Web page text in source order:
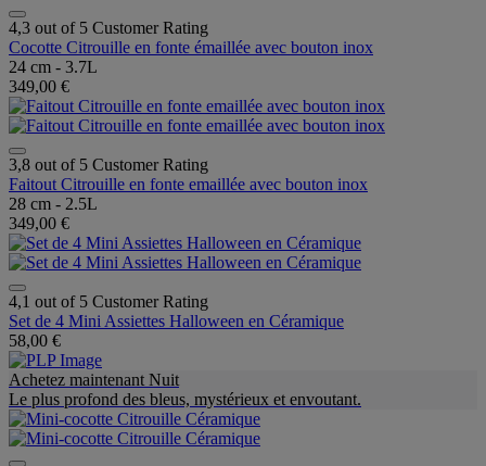
4,3 out of 5 Customer Rating
Cocotte Citrouille en fonte émaillée avec bouton inox
24 cm - 3.7L
349,00 €
3,8 out of 5 Customer Rating
Faitout Citrouille en fonte emaillée avec bouton inox
28 cm - 2.5L
349,00 €
4,1 out of 5 Customer Rating
Set de 4 Mini Assiettes Halloween en Céramique
58,00 €
Achetez maintenant Nuit
Le plus profond des bleus, mystérieux et envoutant.